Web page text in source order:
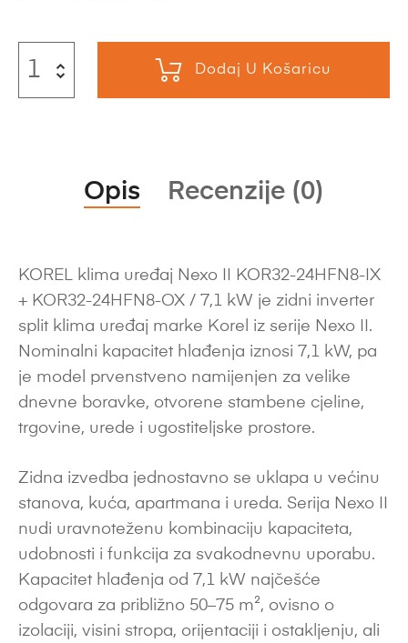
Dodaj U Košaricu
Opis Recenzije (0)
KOREL klima uređaj Nexo II KOR32-24HFN8-IX
+ KOR32-24HFN8-OX / 7,1 kW je zidni inverter
split klima uređaj marke Korel iz serije Nexo II.
Nominalni kapacitet hlađenja iznosi 7,1 kW, pa
je model prvenstveno namijenjen za velike
dnevne boravke, otvorene stambene cjeline,
trgovine, urede i ugostiteljske prostore.
Zidna izvedba jednostavno se uklapa u većinu
stanova, kuća, apartmana i ureda. Serija Nexo II
nudi uravnoteženu kombinaciju kapaciteta,
udobnosti i funkcija za svakodnevnu uporabu.
Kapacitet hlađenja od 7,1 kW najčešće
odgovara za približno 50–75 m², ovisno o
izolaciji, visini stropa, orijentaciji i ostakljenju, ali